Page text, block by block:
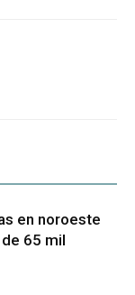
en noroeste
de 65 mil